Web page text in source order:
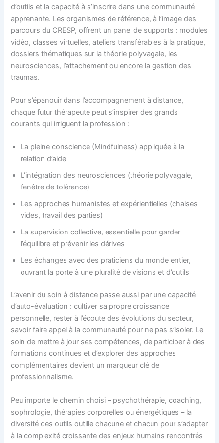
d’outils et la capacité à s’inscrire dans une communauté
apprenante. Les organismes de référence, à l’image des
parcours du CRESP, offrent un panel de supports : modules
vidéo, classes virtuelles, ateliers transférables à la pratique,
dossiers thématiques sur la théorie polyvagale, les
neurosciences, l’attachement ou encore la gestion des
traumas.
Pour s’épanouir dans l’accompagnement à distance,
chaque futur thérapeute peut s’inspirer des grands
courants qui irriguent la profession :
La pleine conscience (Mindfulness) appliquée à la
relation d’aide
L’intégration des neurosciences (théorie polyvagale,
fenêtre de tolérance)
Les approches humanistes et expérientielles (chaises
vides, travail des parties)
La supervision collective, essentielle pour garder
l’équilibre et prévenir les dérives
Les échanges avec des praticiens du monde entier,
ouvrant la porte à une pluralité de visions et d’outils
L’avenir du soin à distance passe aussi par une capacité
d’auto-évaluation : cultiver sa propre croissance
personnelle, rester à l’écoute des évolutions du secteur,
savoir faire appel à la communauté pour ne pas s’isoler. Le
soin de mettre à jour ses compétences, de participer à des
formations continues et d’explorer des approches
complémentaires devient un marqueur clé de
professionnalisme.
Peu importe le chemin choisi – psychothérapie, coaching,
sophrologie, thérapies corporelles ou énergétiques – la
diversité des outils outille chacune et chacun pour s’adapter
à la complexité croissante des enjeux humains rencontrés